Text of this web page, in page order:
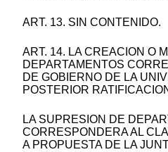
ART. 13. SIN CONTENIDO.
ART. 14. LA CREACION O
DEPARTAMENTOS
DE GOBIERNO DE LA
POSTERIOR
LA SUPRESION DE
CORRESPONDERA AL
A PROPUESTA DE LA